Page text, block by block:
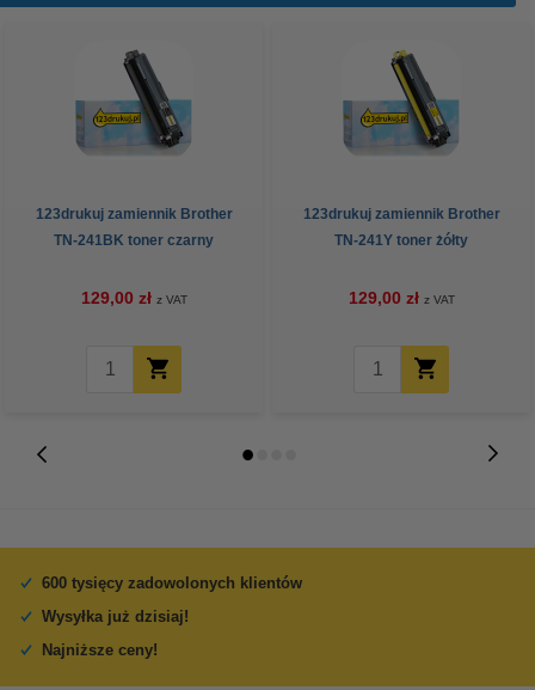
123drukuj zamiennik Brother
TN-241BK toner czarny
129,00 zł z VAT
123drukuj zamiennik Brother
TN-241Y toner żółty
129,00 zł z VAT
600 tysięcy zadowolonych klientów
Wysyłka już dzisiaj!
Najniższe ceny!